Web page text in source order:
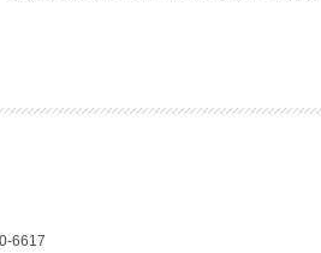
6617